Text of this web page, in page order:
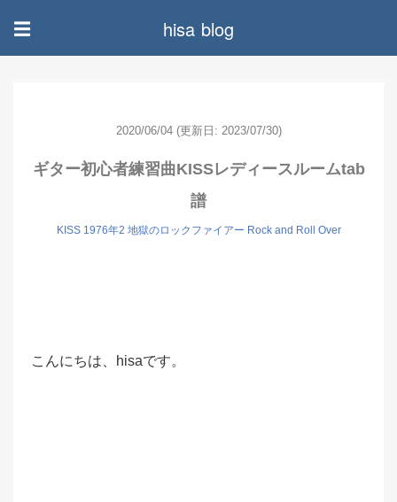
☰ hisa blog
2020/06/04 (更新日: 2023/07/30)
ギター初心者練習曲KISSレディースルームtab
譜
KISS 1976年2 地獄のロックファイアー Rock and Roll Over
こんにちは、hisaです。